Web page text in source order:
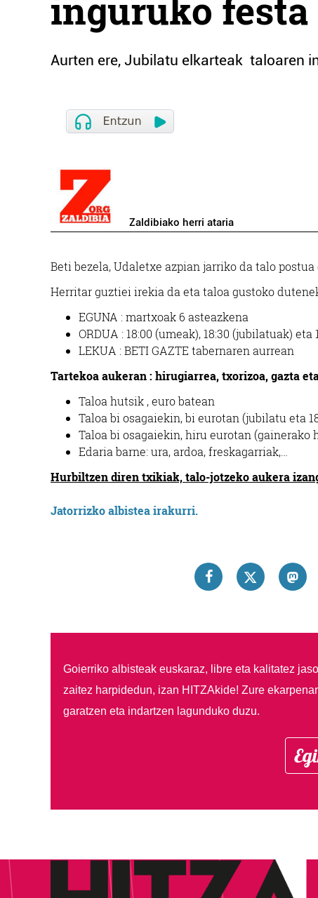
inguruko festa
Aurten ere, Jubilatu elkarteak taloaren
Zaldibiako herri ataria
Beti bezela, Udaletxe azpian jarriko da talo
Herritar guztiei irekia da eta taloa gustoko
EGUNA : martxoak 6 asteazkena
ORDUA : 18:00 (umeak), 18:30 (jubilatuak)
LEKUA : BETI GAZTE tabernaren aurrean
Tartekoa aukeran : hirugiarrea, txorizoa, gazta
Taloa hutsik , euro batean
Taloa bi osagaiekin, bi eurotan (jubilatu eta
Taloa bi osagaiekin, hiru eurotan (gainerako
Edaria barne: ura, ardoa, freskagarriak,…
Hurbiltzen diren txikiak, talo-jotzeko aukera
Jatorrizko albistea irakurri.
Goierriko albisteak euskaraz, libre eta kalitatez
zaitez harpidedun, izan HITZAkide! Zure
garatzen eta indartzen lagunduko duzu.